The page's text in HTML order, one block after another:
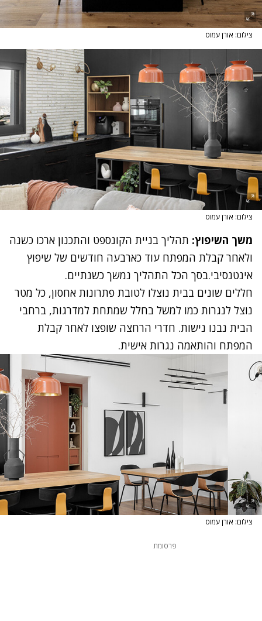
צילום: אורן עמוס
צילום: אורן עמוס
משך השיפוץ: תהליך בניית הקונספט והתכנון ארכו כשנה
ולאחר קבלת המפתח עוד כארבעה חודשים של שיפוץ
אינטנסיבי.בסך הכל התהליך נמשך כשנתיים.
חללים שונים בבית נוצלו לטובת פתרונות אחסון, כל מטר
נוצל לנגרות כמו למשל בחלל שמתחת למדרגות, ברחבי
הבית נבנו נישות. חדרי הרחצה שופצו לאחר קבלת
המפתח והותאמה נגרות אישית.
צילום: אורן עמוס
פרסומת